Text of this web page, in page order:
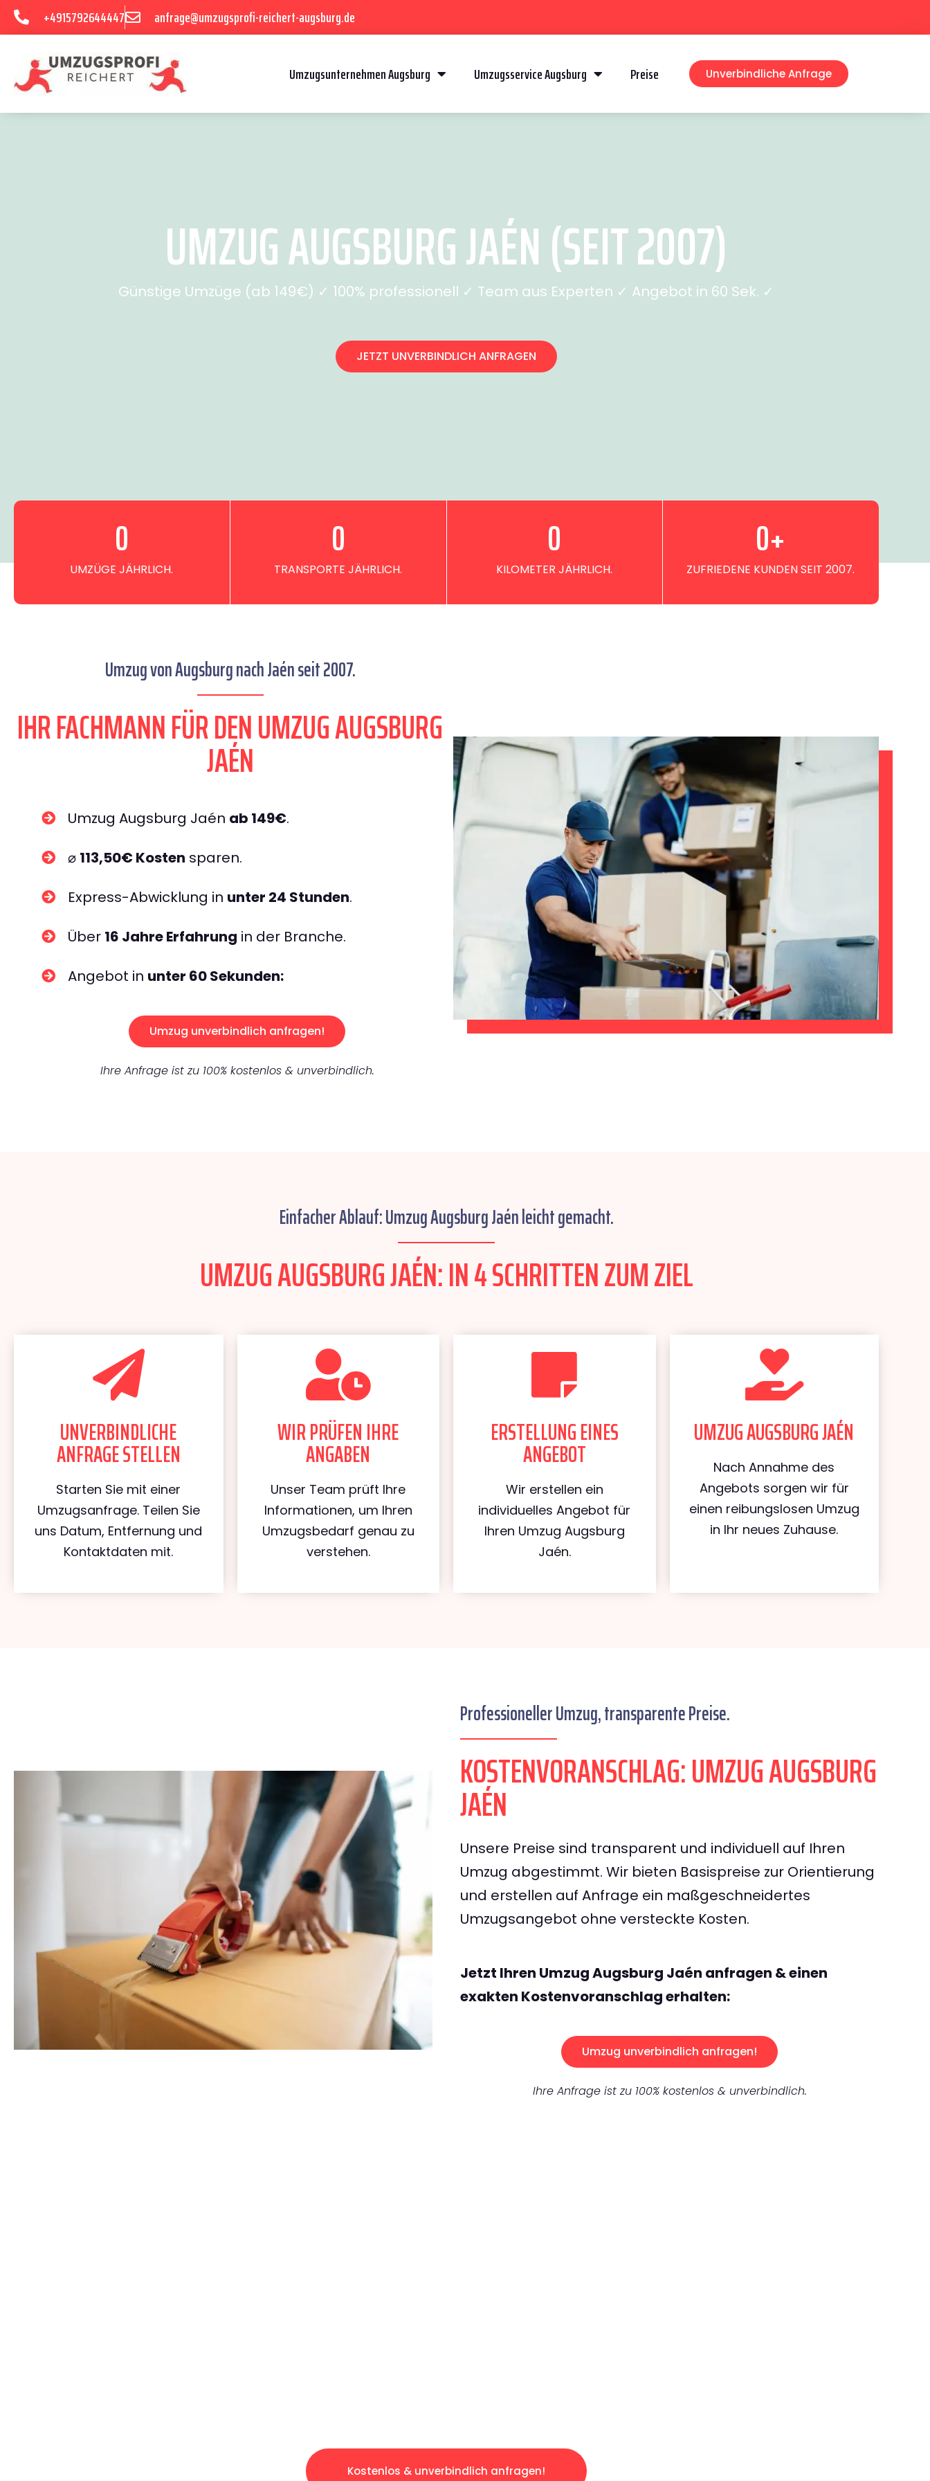
+4915792644447 anfrage@umzugsprofi-reichert-augsburg.de
Umzugsunternehmen Augsburg Umzugsservice Augsburg Preise Unverbindliche Anfrage
UMZUG AUGSBURG JAÉN (SEIT 2007)
Günstige Umzüge (ab 149€) ✓ 100% professionell ✓ Team aus Experten ✓ Angebot in 60 Sek. ✓
JETZT UNVERBINDLICH ANFRAGEN
UMZÜGE JÄHRLICH.
0
TRANSPORTE JÄHRLICH.
0
KILOMETER JÄHRLICH.
0
ZUFRIEDENE KUNDEN SEIT 2007.
0+
Umzug von Augsburg nach Jaén seit 2007.
IHR FACHMANN FÜR DEN UMZUG AUGSBURG
JAÉN
Umzug Augsburg Jaén ab 149€.
⌀ 113,50€ Kosten sparen.
Express-Abwicklung in unter 24 Stunden.
Über 16 Jahre Erfahrung in der Branche.
Angebot in unter 60 Sekunden:
Umzug unverbindlich anfragen!
Ihre Anfrage ist zu 100% kostenlos & unverbindlich.
Einfacher Ablauf: Umzug Augsburg Jaén leicht gemacht.
UMZUG AUGSBURG JAÉN: IN 4 SCHRITTEN ZUM ZIEL
UNVERBINDLICHE
ANFRAGE STELLEN
Starten Sie mit einer
Umzugsanfrage. Teilen Sie
uns Datum, Entfernung und
Kontaktdaten mit.
WIR PRÜFEN IHRE
ANGABEN
Unser Team prüft Ihre
Informationen, um Ihren
Umzugsbedarf genau zu
verstehen.
ERSTELLUNG EINES
ANGEBOT
Wir erstellen ein
individuelles Angebot für
Ihren Umzug Augsburg
Jaén.
UMZUG AUGSBURG JAÉN
Nach Annahme des
Angebots sorgen wir für
einen reibungslosen Umzug
in Ihr neues Zuhause.
Professioneller Umzug, transparente Preise.
KOSTENVORANSCHLAG: UMZUG AUGSBURG
JAÉN
Unsere Preise sind transparent und individuell auf Ihren
Umzug abgestimmt. Wir bieten Basispreise zur Orientierung
und erstellen auf Anfrage ein maßgeschneidertes
Umzugsangebot ohne versteckte Kosten.
Jetzt Ihren Umzug Augsburg Jaén anfragen & einen
exakten Kostenvoranschlag erhalten:
Umzug unverbindlich anfragen!
Ihre Anfrage ist zu 100% kostenlos & unverbindlich.
Kostenlos & unverbindlich anfragen!